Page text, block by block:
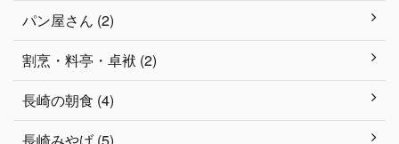
パン屋さん (2)
割烹・料亭・卓袱 (2)
長崎の朝食 (4)